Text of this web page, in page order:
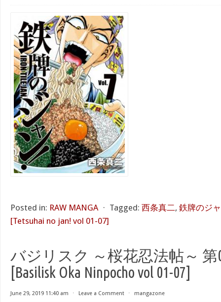
Posted in: RAW MANGA ⋅ Tagged: 西条真二, 鉄牌のジ
[Tetsuhai no jan! vol 01-07]
バジリスク ～桜花忍法帖～ 第
[Basilisk Oka Ninpocho vol 01-07]
June 29, 2019 11:40 am ⋅ Leave a Comment ⋅ mangazone